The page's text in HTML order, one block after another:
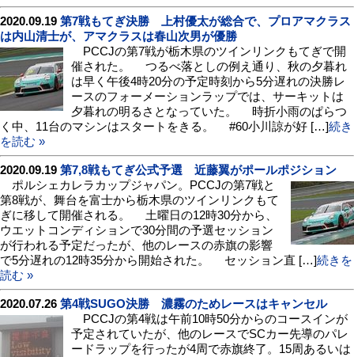
2020.09.19 第7戦もてぎ決勝 上村優太が総合で、プロアマクラス
は内山清士が、アマクラスは春山次男が優勝
PCCJの第7戦が栃木県のツインリンクもてぎで開
催された。 つるべ落としの例え通り、秋の夕暮れ
は早く午後4時20分の予定時刻から5分遅れの決勝レ
ースのフォーメーションラップでは、サーキットは
夕暮れの明るさとなっていた。 時折小雨のぱらつ
く中、11台のマシンはスタートをきる。 #60小川諒が好 […]続き
を読む »
2020.09.19 第7,8戦もてぎ公式予選 近藤翼がポールポジション
ポルシェカレラカップジャパン。PCCJの第7戦と
第8戦が、舞台を富士から栃木県のツインリンクもて
ぎに移して開催される。 土曜日の12時30分から、
ウエットコンディションで30分間の予選セッション
が行われる予定だったが、他のレースの赤旗の影響
で5分遅れの12時35分から開始された。 セッション直 […]続きを
読む »
2020.07.26 第4戦SUGO決勝 濃霧のためレースはキャンセル
PCCJの第4戦は午前10時50分からのコースインが
予定されていたが、他のレースでSCカー先導のパレ
ードラップを行ったが4周で赤旗終了。15周あるいは